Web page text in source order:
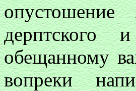
опустошение
дерптского
обещанному
вопреки